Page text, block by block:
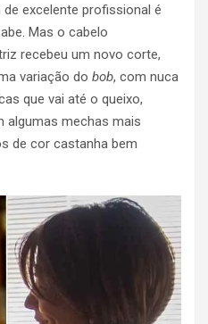
de excelente profissional é
Mas o cabelo
recebeu um novo corte,
variação do bob, com nuca
que vai até o queixo,
algumas mechas mais
de cor castanha bem